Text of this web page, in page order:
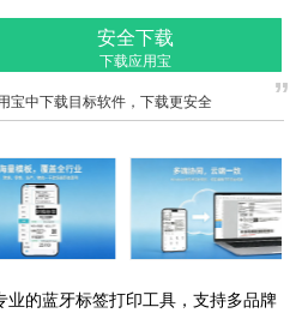
安全下载
下载应用宝
宝中下载目标软件，下载更安全
的蓝牙标签打印工具，支持多品牌